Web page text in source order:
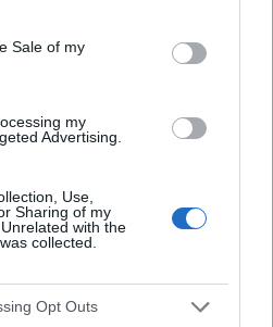
Sale of my
my
Advertising.
Use,
Sharing of my
with the
collected.
Opt Outs
pojawiły mi się na nodze
były komary, meszki, inne
kilka ugryzień obok siebie